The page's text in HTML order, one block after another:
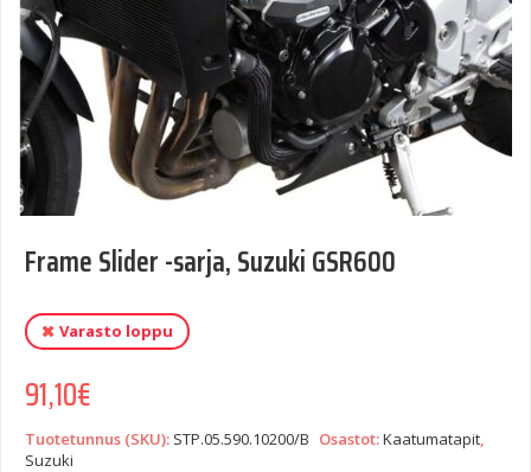
Frame Slider -sarja, Suzuki GSR600
Varasto loppu
91,10€
Tuotetunnus (SKU): STP.05.590.10200/B Osastot:Kaatumatapit,
Suzuki